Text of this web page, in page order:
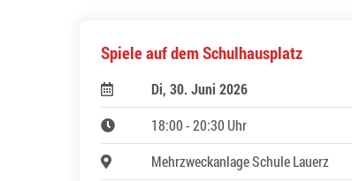
Spiele auf dem Schulhausplatz
Di, 30. Juni 2026
18:00 - 20:30 Uhr
Mehrzweckanlage Schule Lauerz